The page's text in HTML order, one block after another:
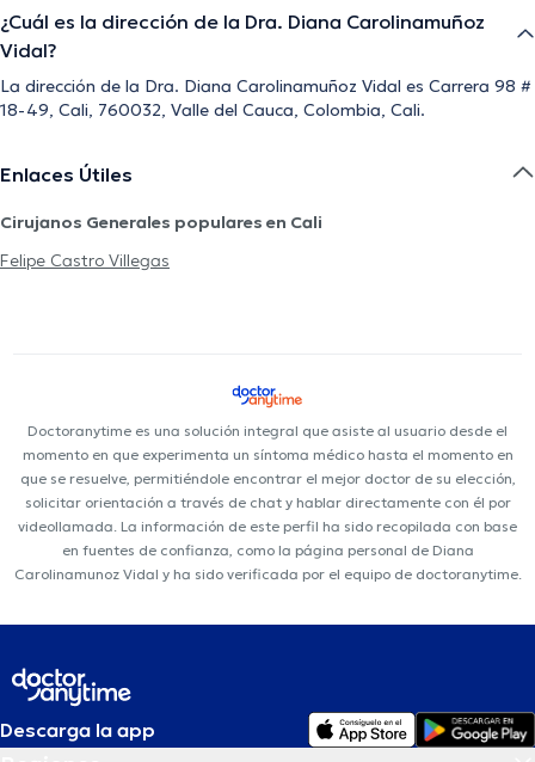
¿Cuál es la dirección de la Dra. Diana Carolinamuñoz
Vidal?
La dirección de la Dra. Diana Carolinamuñoz Vidal es Carrera 98 #
18-49, Cali, 760032, Valle del Cauca, Colombia, Cali.
Enlaces Útiles
Cirujanos Generales populares en Cali
Felipe Castro Villegas
Doctoranytime es una solución integral que asiste al usuario desde el
momento en que experimenta un síntoma médico hasta el momento en
que se resuelve, permitiéndole encontrar el mejor doctor de su elección,
solicitar orientación a través de chat y hablar directamente con él por
videollamada. La información de este perfil ha sido recopilada con base
en fuentes de confianza, como la página personal de Diana
Carolinamunoz Vidal y ha sido verificada por el equipo de doctoranytime.
Descarga la app